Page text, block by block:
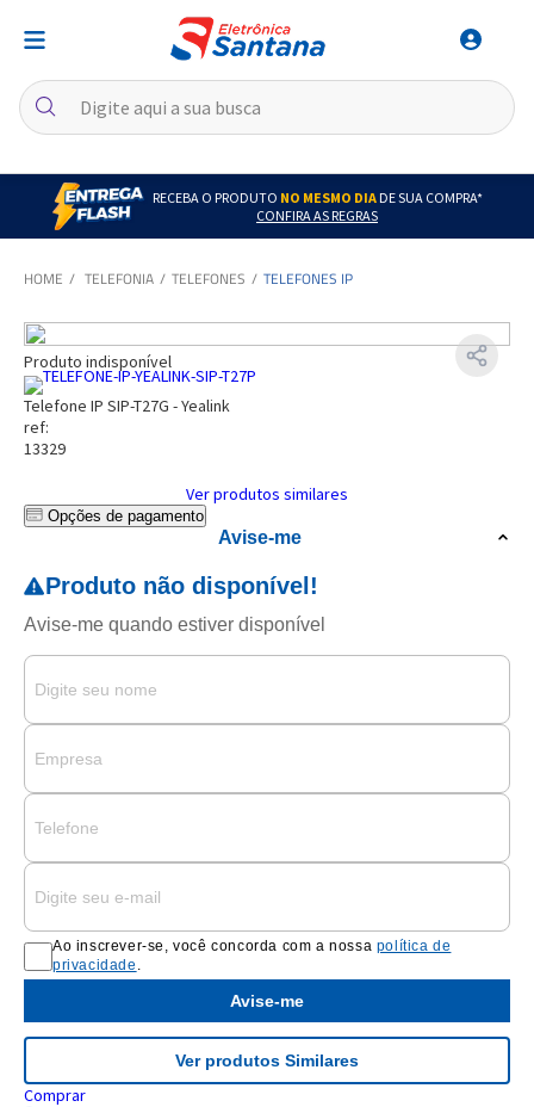
RECEBA O PRODUTO NO MESMO DIADE SUA COMPRA*
CONFIRA AS REGRAS
TELEFONIA TELEFONES TELEFONES IP
Produto indisponível
Telefone IP SIP-T27G - Yealink
ref:
13329
Ver produtos similares
Opções de pagamento
Avise-me
Ao inscrever-se, você concorda com a nossa política de
privacidade
Avise-me
Ver produtos Similares
Comprar